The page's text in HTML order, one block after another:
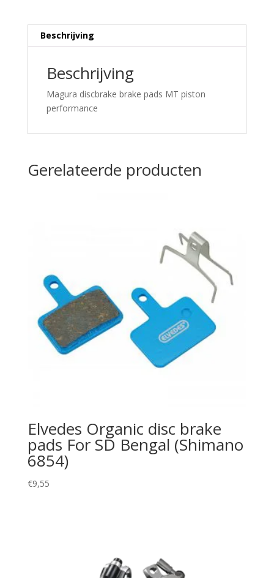
Beschrijving
Beschrijving
Magura discbrake brake pads MT piston
performance
Gerelateerde producten
Elvedes Organic disc brake
pads For SD Bengal (Shimano
6854)
€9,55